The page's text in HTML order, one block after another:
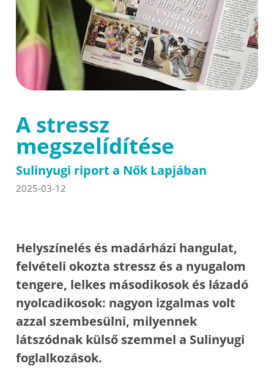
A stressz
megszelídítése
Sulinyugi riport a Nők Lapjában
2025-03-12
Helyszínelés és madárházi hangulat,
felvételi okozta stressz és a nyugalom
tengere, lelkes másodikosok és lázadó
nyolcadikosok: nagyon izgalmas volt
azzal szembesülni, milyennek
látszódnak külső szemmel a Sulinyugi
foglalkozások.